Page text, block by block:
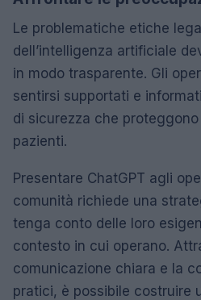
Le problematiche etiche
dell’intelligenza artificiale
in modo trasparente. Gli
sentirsi supportati e
di sicurezza che
pazienti.
Presentare ChatGPT agli
comunità richiede una
tenga conto delle loro
contesto in cui operano.
comunicazione chiara e la
pratici, è possibile costruire